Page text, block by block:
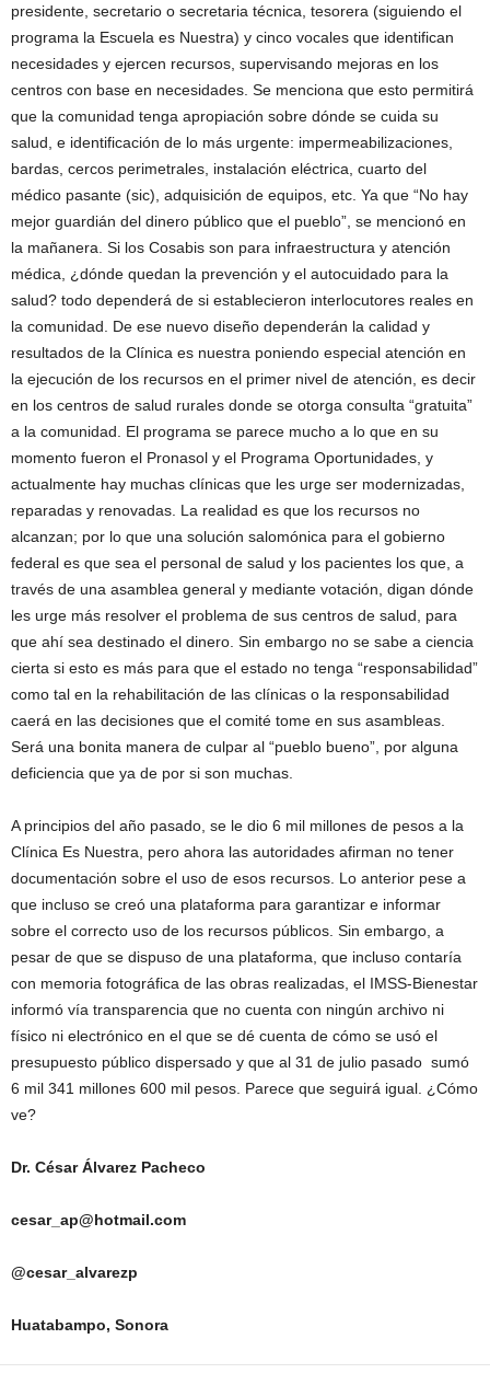
presidente, secretario o secretaria técnica, tesorera (siguiendo el
programa la Escuela es Nuestra) y cinco vocales que identifican
necesidades y ejercen recursos, supervisando mejoras en los
centros con base en necesidades. Se menciona que esto permitirá
que la comunidad tenga apropiación sobre dónde se cuida su
salud, e identificación de lo más urgente: impermeabilizaciones,
bardas, cercos perimetrales, instalación eléctrica, cuarto del
médico pasante (sic), adquisición de equipos, etc. Ya que “No hay
mejor guardián del dinero público que el pueblo”, se mencionó en
la mañanera. Si los Cosabis son para infraestructura y atención
médica, ¿dónde quedan la prevención y el autocuidado para la
salud? todo dependerá de si establecieron interlocutores reales en
la comunidad. De ese nuevo diseño dependerán la calidad y
resultados de la Clínica es nuestra poniendo especial atención en
la ejecución de los recursos en el primer nivel de atención, es decir
en los centros de salud rurales donde se otorga consulta “gratuita”
a la comunidad. El programa se parece mucho a lo que en su
momento fueron el Pronasol y el Programa Oportunidades, y
actualmente hay muchas clínicas que les urge ser modernizadas,
reparadas y renovadas. La realidad es que los recursos no
alcanzan; por lo que una solución salomónica para el gobierno
federal es que sea el personal de salud y los pacientes los que, a
través de una asamblea general y mediante votación, digan dónde
les urge más resolver el problema de sus centros de salud, para
que ahí sea destinado el dinero. Sin embargo no se sabe a ciencia
cierta si esto es más para que el estado no tenga “responsabilidad”
como tal en la rehabilitación de las clínicas o la responsabilidad
caerá en las decisiones que el comité tome en sus asambleas.
Será una bonita manera de culpar al “pueblo bueno”, por alguna
deficiencia que ya de por si son muchas.
A principios del año pasado, se le dio 6 mil millones de pesos a la
Clínica Es Nuestra, pero ahora las autoridades afirman no tener
documentación sobre el uso de esos recursos. Lo anterior pese a
que incluso se creó una plataforma para garantizar e informar
sobre el correcto uso de los recursos públicos. Sin embargo, a
pesar de que se dispuso de una plataforma, que incluso contaría
con memoria fotográfica de las obras realizadas, el IMSS-Bienestar
informó vía transparencia que no cuenta con ningún archivo ni
físico ni electrónico en el que se dé cuenta de cómo se usó el
presupuesto público dispersado y que al 31 de julio pasado sumó
6 mil 341 millones 600 mil pesos. Parece que seguirá igual. ¿Cómo
ve?
Dr. César Álvarez Pacheco
cesar_ap@hotmail.com
@cesar_alvarezp
Huatabampo, Sonora